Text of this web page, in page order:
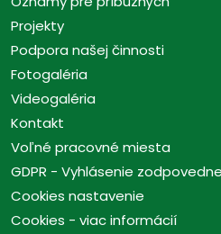
Projekty
Podpora našej činnosti
Fotogaléria
Videogaléria
Kontakt
Voľné pracovné miesta
GDPR - Vyhlásenie
Cookies nastavenie
Cookies - viac informácií